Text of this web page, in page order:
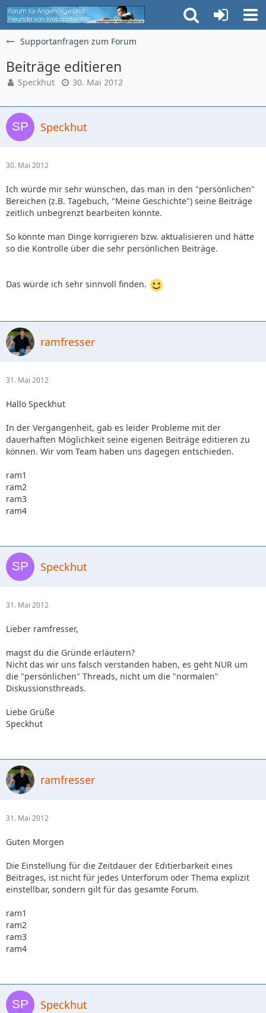
Supportanfragen zum Forum
Beiträge editieren
Speckhut 30. Mai 2012
Speckhut
30. Mai 2012
Ich würde mir sehr wünschen, das man in den "persönlichen"
Bereichen (z.B. Tagebuch, "Meine Geschichte") seine Beiträge
zeitlich unbegrenzt bearbeiten könnte.
So könnte man Dinge korrigieren bzw. aktualisieren und hätte
so die Kontrolle über die sehr persönlichen Beiträge.
Das würde ich sehr sinnvoll finden.
ramfresser
31. Mai 2012
Hallo Speckhut
In der Vergangenheit, gab es leider Probleme mit der
dauerhaften Möglichkeit seine eigenen Beiträge editieren zu
können. Wir vom Team haben uns dagegen entschieden.
ram1
ram2
ram3
ram4
Speckhut
31. Mai 2012
Lieber ramfresser,
magst du die Gründe erläutern?
Nicht das wir uns falsch verstanden haben, es geht NUR um
die "persönlichen" Threads, nicht um die "normalen"
Diskussionsthreads.
Liebe Grüße
Speckhut
ramfresser
31. Mai 2012
Guten Morgen
Die Einstellung für die Zeitdauer der Editierbarkeit eines
Beitrages, ist nicht für jedes Unterforum oder Thema explizit
einstellbar, sondern gilt für das gesamte Forum.
ram1
ram2
ram3
ram4
Speckhut